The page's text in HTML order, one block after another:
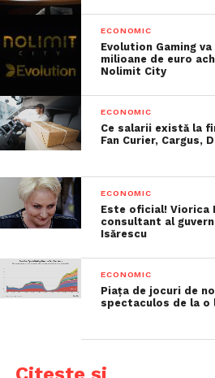
ECONOMIC
Evolution Gaming
milioane de euro
Nolimit City
ECONOMIC
Ce salarii există la
Fan Curier, Cargus,
ECONOMIC
Este oficial! Viorica
consultant al
Isărescu
ECONOMIC
Piața de jocuri de
spectaculos de la o